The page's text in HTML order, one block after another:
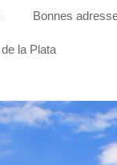
Bonnes
la Plata